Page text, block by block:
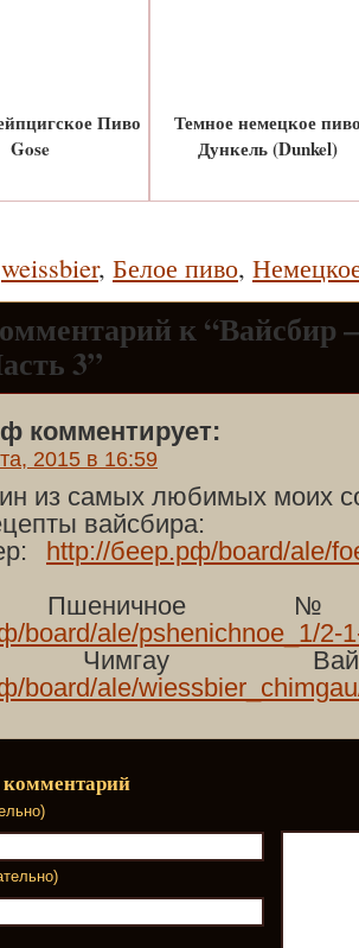
Пиво
Gose
Темное немецкое
Дункель (Dunkel)
weissbier, Белое пиво,
к “Вайсбир
3”
комментирует:
2015 в 16:59
из самых любимых моих
вайсбира:
http://беер.рф/board/ale/
board/ale/pshenichnoe_1/2-
Чимгау
board/ale/